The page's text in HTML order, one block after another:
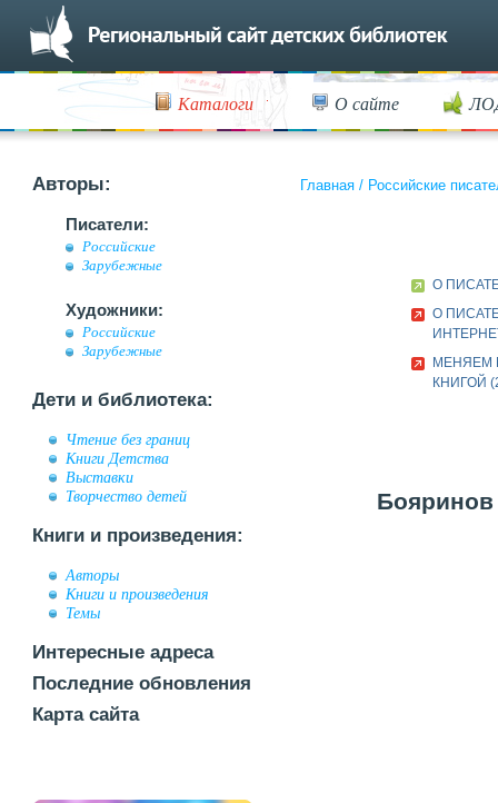
Каталоги О сайте
Авторы:
Писатели:
Российские
Зарубежные
Художники:
Российские
Зарубежные
Дети и библиотека:
Чтение без границ
Книги Детства
Выставки
Творчество детей
Книги и произведения:
Авторы
Книги и произведения
Темы
Интересные адреса
Последние обновления
Карта сайта
Главная / Российские
О
О
МЕНЯЕМ
КНИГОЙ
Бояринов